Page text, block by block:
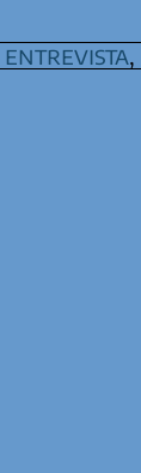
entrevista